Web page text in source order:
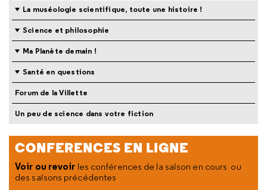
La muséologie scientifique, toute une histoire !
Science et philosophie
Ma Planète demain !
Santé en questions
Forum de la Villette
Un peu de science dans votre fiction
CONFERENCES EN LIGNE
Voir ou revoir les conférences de la saison en cours ou
des saisons précédentes